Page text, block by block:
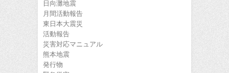
日向灘地震
月間活動報告
東日本大震災
活動報告
災害対応マニュアル
熊本地震
発行物